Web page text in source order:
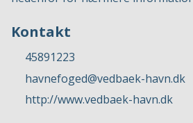
Kontakt
45891223
havnefoged@vedbaek-havn.dk
http://www.vedbaek-havn.dk